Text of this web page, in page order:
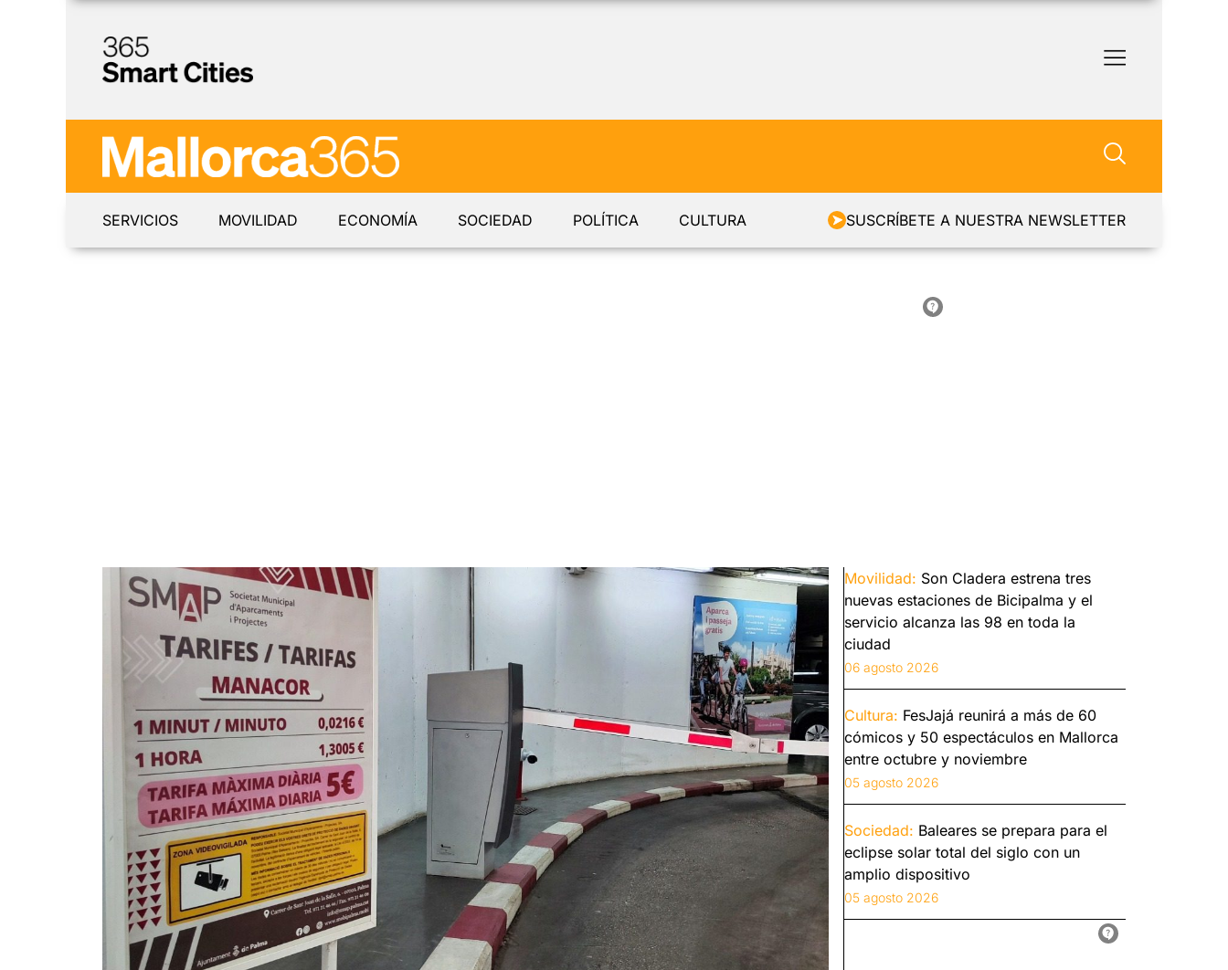
SERVICIOS MOVILIDAD ECONOMÍA SOCIEDAD POLÍTICA CULTURA SUSCRÍBETE A NUESTRA NEWSLETTER
Movilidad: Son Cladera estrena tres
nuevas estaciones de Bicipalma y el
servicio alcanza las 98 en toda la
ciudad
06 agosto 2026
Cultura: FesJajá reunirá a más de 60
cómicos y 50 espectáculos en Mallorca
entre octubre y noviembre
05 agosto 2026
Sociedad: Baleares se prepara para el
eclipse solar total del siglo con un
amplio dispositivo
05 agosto 2026